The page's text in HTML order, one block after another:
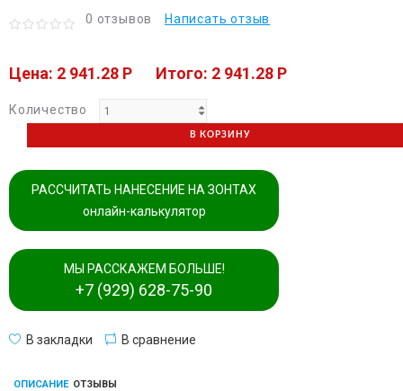
0 отзывов Написать отзыв
Цена: 2 941.28 P Итого: 2 941.28 P
Количество
В КОРЗИНУ
РАССЧИТАТЬ НАНЕСЕНИЕ НА ЗОНТАХ
онлайн-калькулятор
МЫ РАССКАЖЕМ БОЛЬШЕ!
+7 (929) 628-75-90
В закладки В сравнение
ОПИСАНИЕ ОТЗЫВЫ